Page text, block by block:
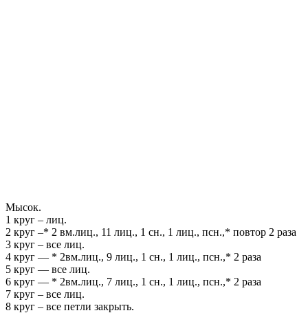
Мысок.
1 круг – лиц.
2 круг –* 2 вм.лиц., 11 лиц., 1 сн., 1 лиц., псн.,* повтор 2 раза
3 круг – все лиц.
4 круг — * 2вм.лиц., 9 лиц., 1 сн., 1 лиц., псн.,* 2 раза
5 круг — все лиц.
6 круг — * 2вм.лиц., 7 лиц., 1 сн., 1 лиц., псн.,* 2 раза
7 круг – все лиц.
8 круг – все петли закрыть.